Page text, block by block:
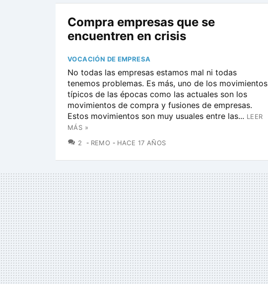
Compra empresas que se
encuentren en crisis
VOCACIÓN DE EMPRESA
No todas las empresas estamos mal ni todas
tenemos problemas. Es más, uno de los movimientos
típicos de las épocas como las actuales son los
movimientos de compra y fusiones de empresas.
Estos movimientos son muy usuales entre las... LEER
MÁS »
2
COMENTARIOS
REMO HACE 17 AÑOS